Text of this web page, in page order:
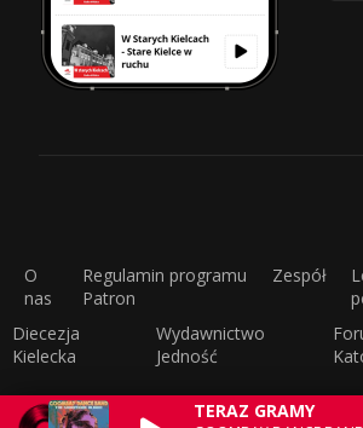
TERAZ GRAMY
O
nas
Regulamin programu
Patron
Zespół
Diecezja
Kielecka
Wydawnictwo
Jedność